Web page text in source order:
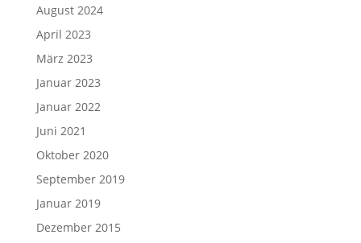
August 2024
April 2023
März 2023
Januar 2023
Januar 2022
Juni 2021
Oktober 2020
September 2019
Januar 2019
Dezember 2015